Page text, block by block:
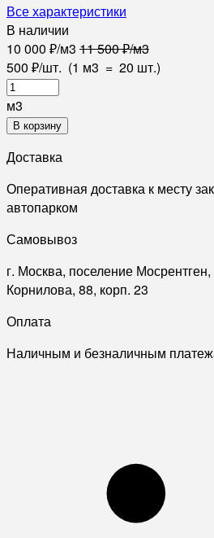
Все характеристики
В наличии
10 000 ₽/м3 11 500₽/м3
500 ₽/шт. (1 м3 = 20 шт.)
м3
В корзину
Доставка
Оперативная доставка к месту
автопарком
Самовывоз
г. Москва, поселение
Корнилова, 88, корп. 23
Оплата
Наличным и безналичным